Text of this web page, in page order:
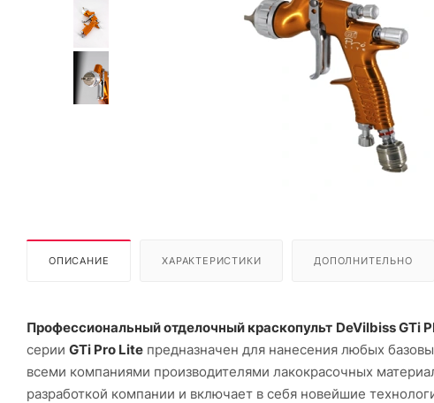
ОПИСАНИЕ ХАРАКТЕРИСТИКИ ДОПОЛНИТЕЛЬНО
Профессиональный отделочный краскопульт DeVilbiss GTi
серии GTi Pro Lite предназначен для нанесения любых
всеми компаниями производителями лакокрасочных
разработкой компании и включает в себя новейшие